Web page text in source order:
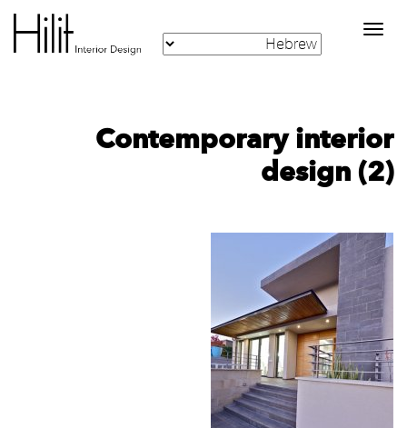
Toggle
navigation
Contemporary interior
design (2)